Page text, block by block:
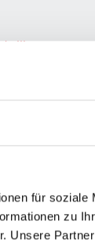
für soziale
zu
Unsere
III
2023, VIII.
G- GW%
0 -